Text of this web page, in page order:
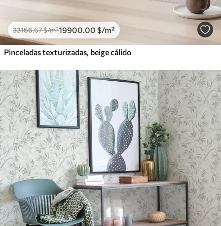
33166.67$/m²19900.00 $/m²
Pinceladas texturizadas, beige cálido